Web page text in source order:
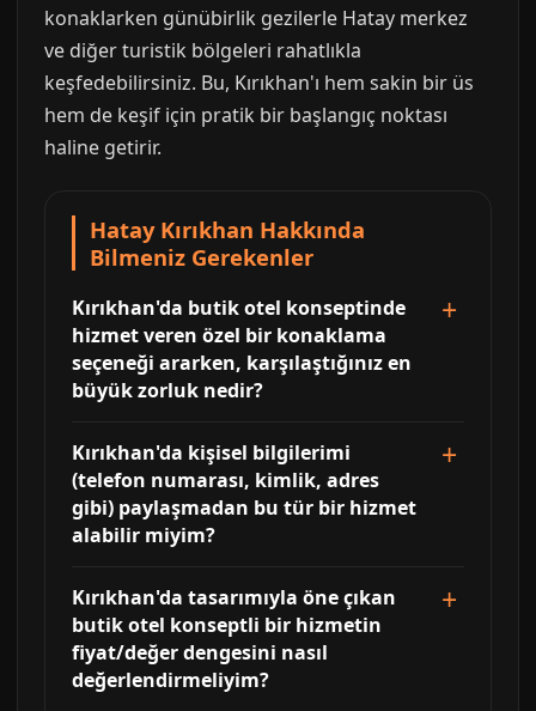
konaklarken günübirlik gezilerle Hatay merkez
ve diğer turistik bölgeleri rahatlıkla
keşfedebilirsiniz. Bu, Kırıkhan'ı hem sakin bir üs
hem de keşif için pratik bir başlangıç noktası
haline getirir.
Hatay Kırıkhan Hakkında
Bilmeniz Gerekenler
Kırıkhan'da butik otel konseptinde
hizmet veren özel bir konaklama
seçeneği ararken, karşılaştığınız en
büyük zorluk nedir?
Kırıkhan'da kişisel bilgilerimi
(telefon numarası, kimlik, adres
gibi) paylaşmadan bu tür bir hizmet
alabilir miyim?
Kırıkhan'da tasarımıyla öne çıkan
butik otel konseptli bir hizmetin
fiyat/değer dengesini nasıl
değerlendirmeliyim?